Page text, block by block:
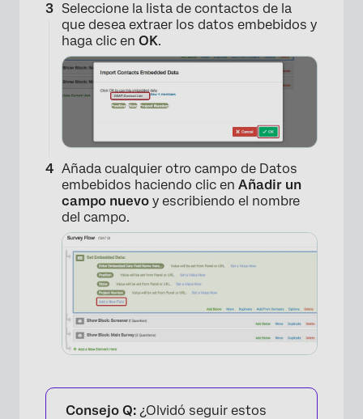
×
Seleccione la lista de contactos de la
que desea extraer los datos embebidos y
haga clic en OK.
Añada cualquier otro campo de Datos
embebidos haciendo clic en Añadir un
campo nuevo y escribiendo el nombre
del campo.
Consejo Q: ¿Olvidó seguir estos